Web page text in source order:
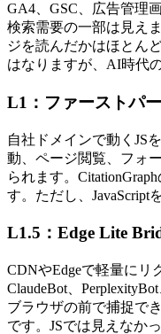
GA4、GSC、広告管理
検索需要の一部は見え
ジを読んだかはほとん
はなりますが、AI時代
L1：ファーストパ
自社ドメインで動くJS
動、ページ閲覧、フォ
られます。
す。ただし、JavaScript
L1.5：Edge Lite
CDNやEdgeで軽量にリ
ClaudeBot、
ブラウザの前で捕捉で
です。JSでは見えなか